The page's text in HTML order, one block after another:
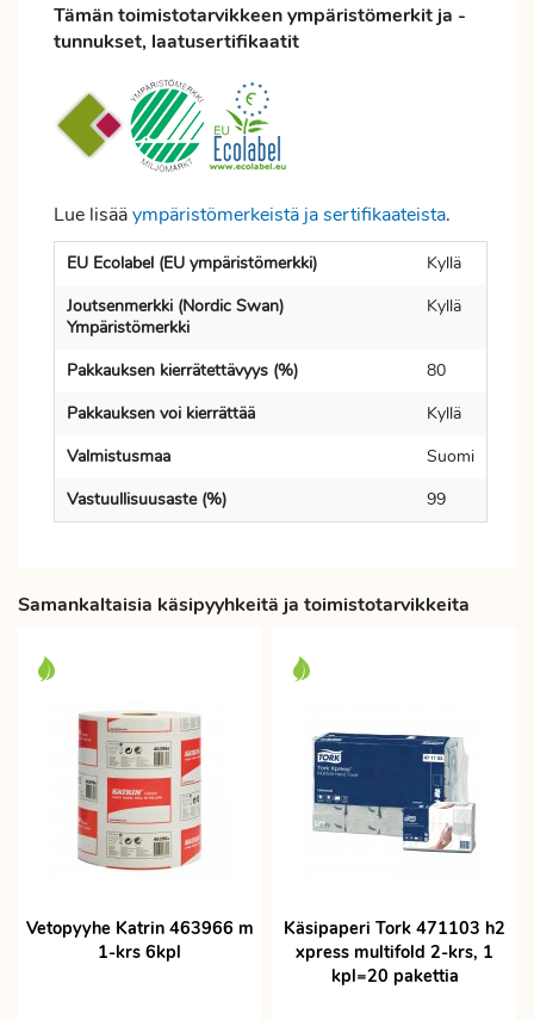
Tämän toimistotarvikkeen ympäristömerkit ja -
tunnukset, laatusertifikaatit
Lue lisääympäristömerkeistä ja sertifikaateista.
EU Ecolabel (EU ympäristömerkki)
Kyllä
Joutsenmerkki (Nordic Swan)
Ympäristömerkki
Kyllä
Pakkauksen kierrätettävyys (%)
80
Pakkauksen voi kierrättää
Kyllä
Valmistusmaa
Suomi
Vastuullisuusaste (%)
99
Samankaltaisia käsipyyhkeitä ja toimistotarvikkeita
Vetopyyhe Katrin 463966 m
1-krs 6kpl
Käsipaperi Tork 471103 h2
xpress multifold 2-krs, 1
kpl=20 pakettia